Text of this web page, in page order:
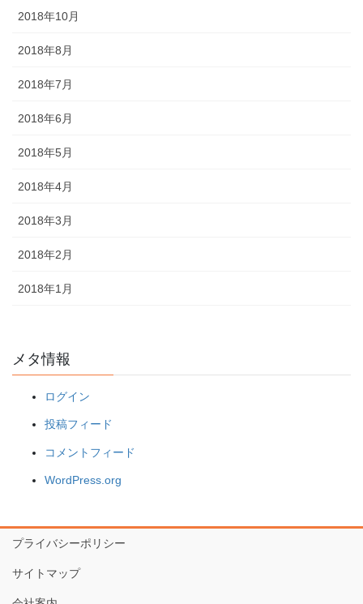
2018年10月
2018年8月
2018年7月
2018年6月
2018年5月
2018年4月
2018年3月
2018年2月
2018年1月
メタ情報
ログイン
投稿フィード
コメントフィード
WordPress.org
プライバシーポリシー
サイトマップ